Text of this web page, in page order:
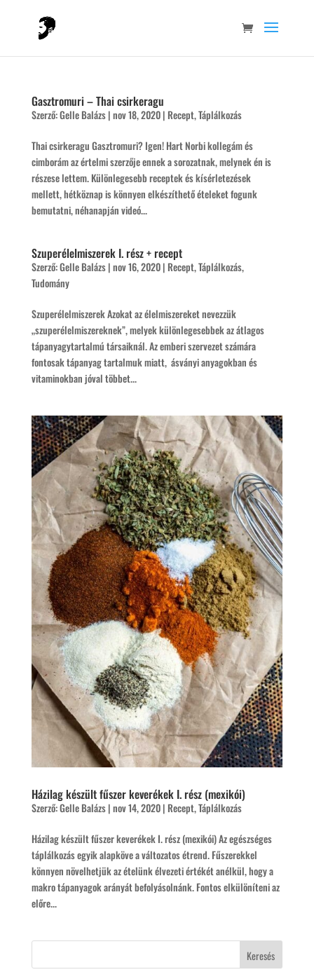
Gasztromuri – Thai csirkeragu
Szerző:Gelle Balázs|nov 18, 2020| Recept,Táplálkozás
Thai csirkeragu Gasztromuri? Igen! Hart Norbi kollegám és
cimborám az értelmi szerzője ennek a sorozatnak, melynek én is
részese lettem. Különlegesebb receptek és kísérletezések
mellett, hétköznap is könnyen elkészíthető ételeket fogunk
bemutatni, néhanapján videó...
Szuperélelmiszerek I. rész + recept
Szerző:Gelle Balázs|nov 16, 2020| Recept,Táplálkozás,
Tudomány
Szuperélelmiszerek Azokat az élelmiszereket nevezzük
„szuperélelmiszereknek”, melyek különlegesebbek az átlagos
tápanyagytartalmú társaiknál. Az emberi szervezet számára
fontosak tápanyag tartalmuk miatt, ásványi anyagokban és
vitaminokban jóval többet...
Házilag készült fűszer keverékek I. rész (mexikói)
Szerző:Gelle Balázs|nov 14, 2020| Recept,Táplálkozás
Házilag készült fűszer keverékek I. rész (mexikói) Az egészséges
táplálkozás egyik alapköve a változatos étrend. Fűszerekkel
könnyen növelhetjük az ételünk élvezeti értékét anélkül, hogy a
makro tápanyagok arányát befolyásolnánk. Fontos elkülöníteni az
előre...